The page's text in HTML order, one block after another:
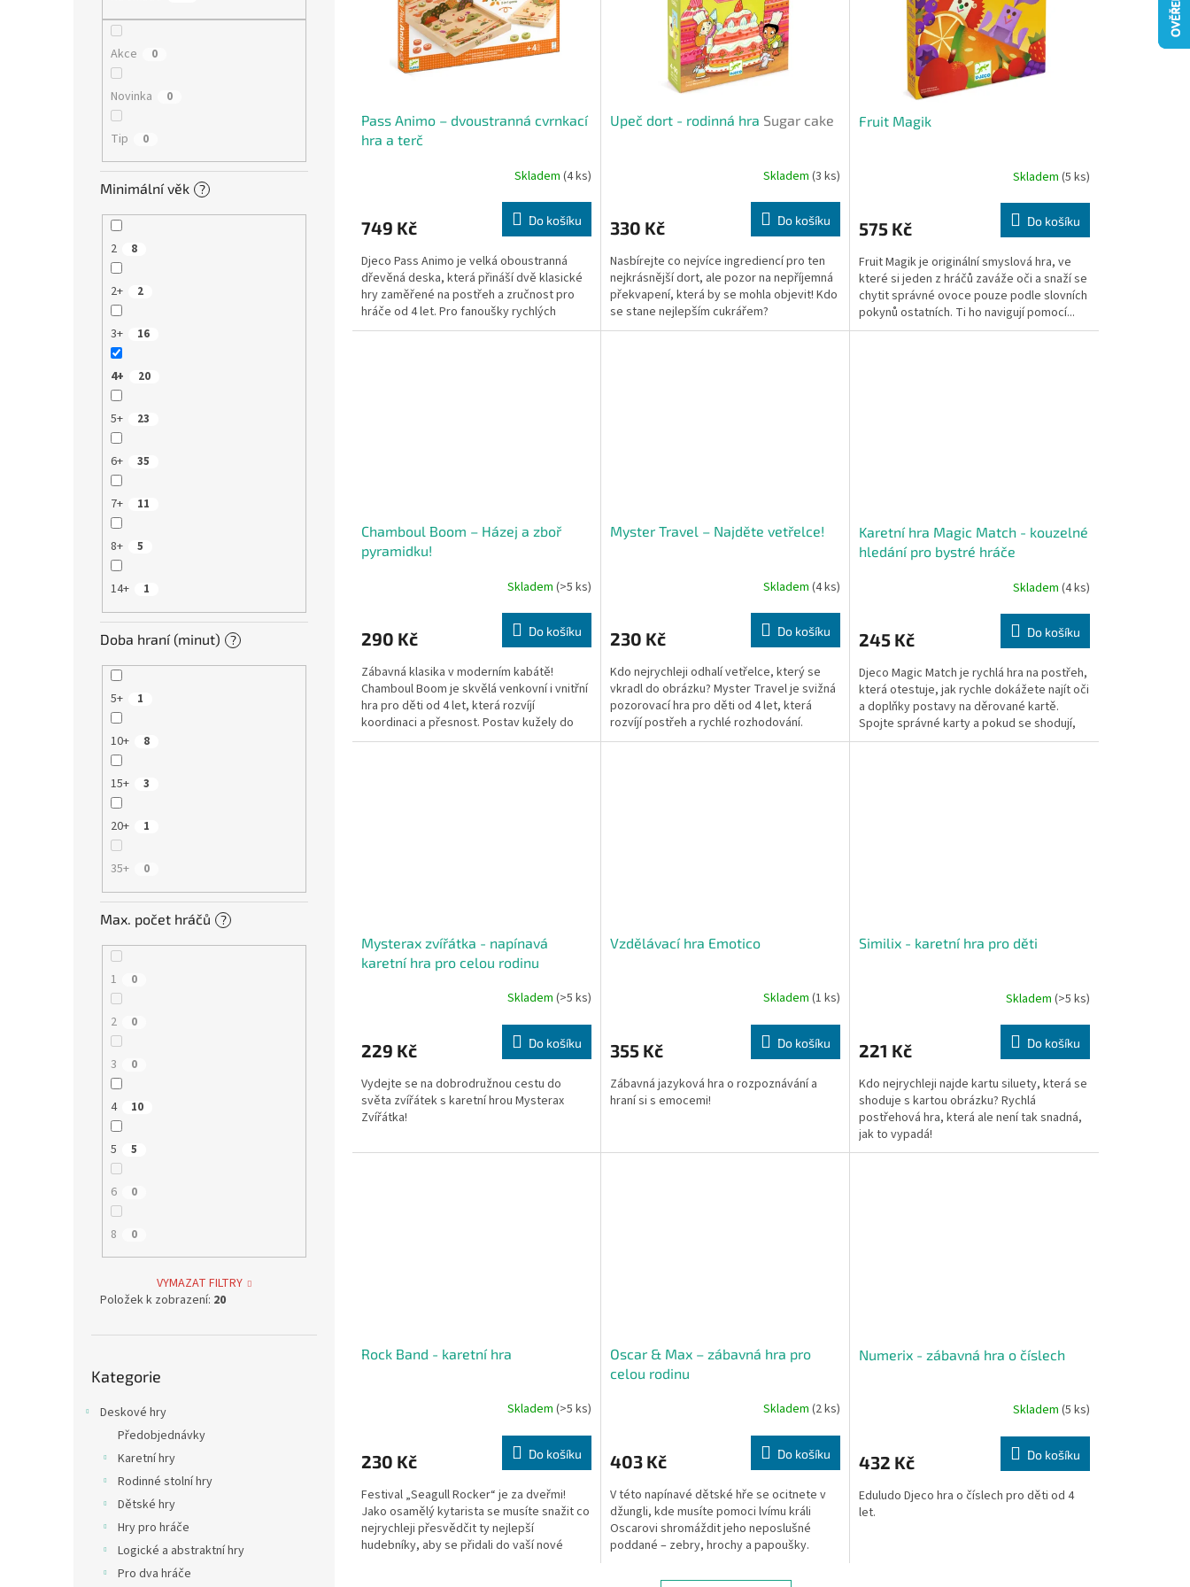
Akce 0
Novinka 0
Tip 0
Minimální věk ?
2 8
2+ 2
3+ 16
4+ 20
5+ 23
6+ 35
7+ 11
8+ 5
14+ 1
Doba hraní (minut) ?
5+ 1
10+ 8
15+ 3
20+ 1
35+ 0
Max. počet hráčů ?
1 0
2 0
3 0
4 10
5 5
6 0
8 0
VYMAZAT FILTRY
Položek k zobrazení: 20
kategorie
Kategorie
Deskové hry
Předobjednávky
Karetní hry
Rodinné stolní hry
Dětské hry
Hry pro hráče
Logické a abstraktní hry
Pro dva hráče
Pass Animo – dvoustranná cvrnkací
hra a terč
Skladem (4 ks)
749 Kč Do košíku
Djeco Pass Animo je velká oboustranná
dřevěná deska, která přináší dvě klasické
hry zaměřené na postřeh a zručnost pro
hráče od 4 let. Pro fanoušky rychlých
rodinných soubojů je...
Upeč dort - rodinná hra Sugar cake
Skladem (3 ks)
330 Kč Do košíku
Nasbírejte co nejvíce ingrediencí pro ten
nejkrásnější dort, ale pozor na nepříjemná
překvapení, která by se mohla objevit! Kdo
se stane nejlepším cukrářem?
Fruit Magik
Skladem (5 ks)
575 Kč Do košíku
Fruit Magik je originální smyslová hra, ve
které si jeden z hráčů zaváže oči a snaží se
chytit správné ovoce pouze podle slovních
pokynů ostatních. Ti ho navigují pomocí...
Chamboul Boom – Házej a zboř
pyramidku!
Skladem (>5 ks)
290 Kč Do košíku
Zábavná klasika v moderním kabátě!
Chamboul Boom je skvělá venkovní i vnitřní
hra pro děti od 4 let, která rozvíjí
koordinaci a přesnost. Postav kužely do
pyramidy a pokus se je...
Myster Travel – Najděte vetřelce!
Skladem (4 ks)
230 Kč Do košíku
Kdo nejrychleji odhalí vetřelce, který se
vkradl do obrázku? Myster Travel je svižná
pozorovací hra pro děti od 4 let, která
rozvíjí postřeh a rychlé rozhodování.
Karetní hra Magic Match - kouzelné
hledání pro bystré hráče
Skladem (4 ks)
245 Kč Do košíku
Djeco Magic Match je rychlá hra na postřeh,
která otestuje, jak rychle dokážete najít oči
a doplňky postavy na děrované kartě.
Spojte správné karty a pokud se shodují,
vítězství...
Mysterax zvířátka - napínavá
karetní hra pro celou rodinu
Skladem (>5 ks)
229 Kč Do košíku
Vydejte se na dobrodružnou cestu do
světa zvířátek s karetní hrou Mysterax
Zvířátka!
Vzdělávací hra Emotico
Skladem (1 ks)
355 Kč Do košíku
Zábavná jazyková hra o rozpoznávání a
hraní si s emocemi!
Similix - karetní hra pro děti
Skladem (>5 ks)
221 Kč Do košíku
Kdo nejrychleji najde kartu siluety, která se
shoduje s kartou obrázku? Rychlá
postřehová hra, která ale není tak snadná,
jak to vypadá!
Rock Band - karetní hra
Skladem (>5 ks)
230 Kč Do košíku
Festival „Seagull Rocker“ je za dveřmi!
Jako osamělý kytarista se musíte snažit co
nejrychleji přesvědčit ty nejlepší
hudebníky, aby se přidali do vaší nové
Oscar & Max – zábavná hra pro
celou rodinu
Skladem (2 ks)
403 Kč Do košíku
V této napínavé dětské hře se ocitnete v
džungli, kde musíte pomoci lvímu králi
Oscarovi shromáždit jeho neposlušné
poddané – zebry, hrochy a papoušky.
Numerix - zábavná hra o číslech
Skladem (5 ks)
432 Kč Do košíku
Eduludo Djeco hra o číslech pro děti od 4
let.